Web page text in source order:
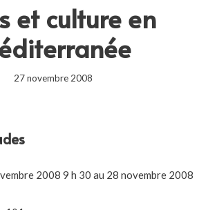
et culture en
27 novembre 2008
2008 9 h 30 au 28 novembre 2008